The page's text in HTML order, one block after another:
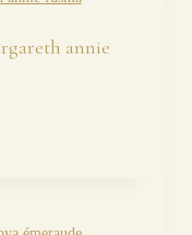
annie